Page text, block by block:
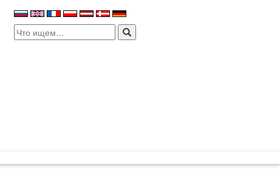
Search
for: